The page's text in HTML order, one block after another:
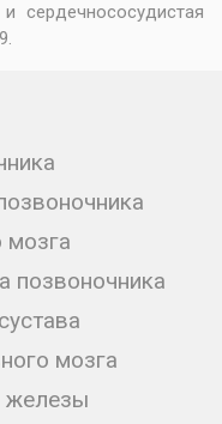
позвоночника
мозга
железы